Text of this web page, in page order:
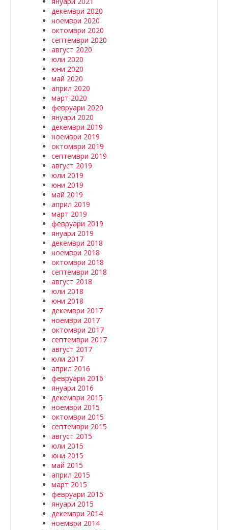
декември 2020
ноември 2020
октомври 2020
септември 2020
август 2020
юли 2020
юни 2020
май 2020
април 2020
март 2020
февруари 2020
януари 2020
декември 2019
ноември 2019
октомври 2019
септември 2019
август 2019
юли 2019
юни 2019
май 2019
април 2019
март 2019
февруари 2019
януари 2019
декември 2018
ноември 2018
октомври 2018
септември 2018
август 2018
юли 2018
юни 2018
декември 2017
ноември 2017
октомври 2017
септември 2017
август 2017
юли 2017
април 2016
февруари 2016
януари 2016
декември 2015
ноември 2015
октомври 2015
септември 2015
август 2015
юли 2015
юни 2015
май 2015
април 2015
март 2015
февруари 2015
януари 2015
декември 2014
ноември 2014